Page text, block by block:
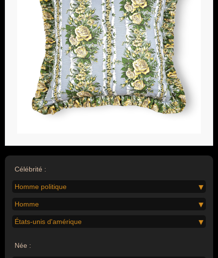
Célébrité :
Homme politique
Homme
États-unis d'amérique
Née :